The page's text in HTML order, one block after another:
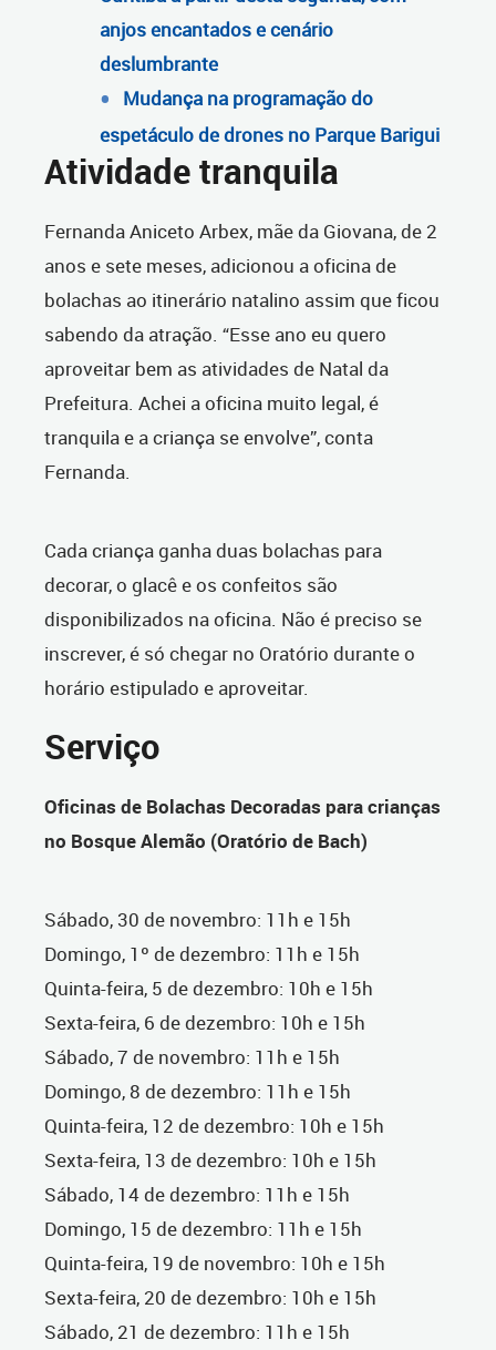
anjos encantados e cenário
deslumbrante
Mudança na programação do
espetáculo de drones no Parque Barigui
Atividade tranquila
Fernanda Aniceto Arbex, mãe da Giovana, de 2
anos e sete meses, adicionou a oficina de
bolachas ao itinerário natalino assim que ficou
sabendo da atração. “Esse ano eu quero
aproveitar bem as atividades de Natal da
Prefeitura. Achei a oficina muito legal, é
tranquila e a criança se envolve”, conta
Fernanda.
Cada criança ganha duas bolachas para
decorar, o glacê e os confeitos são
disponibilizados na oficina. Não é preciso se
inscrever, é só chegar no Oratório durante o
horário estipulado e aproveitar.
Serviço
Oficinas de Bolachas Decoradas para crianças
no Bosque Alemão (Oratório de Bach)
Sábado, 30 de novembro: 11h e 15h
Domingo, 1º de dezembro: 11h e 15h
Quinta-feira, 5 de dezembro: 10h e 15h
Sexta-feira, 6 de dezembro: 10h e 15h
Sábado, 7 de novembro: 11h e 15h
Domingo, 8 de dezembro: 11h e 15h
Quinta-feira, 12 de dezembro: 10h e 15h
Sexta-feira, 13 de dezembro: 10h e 15h
Sábado, 14 de dezembro: 11h e 15h
Domingo, 15 de dezembro: 11h e 15h
Quinta-feira, 19 de novembro: 10h e 15h
Sexta-feira, 20 de dezembro: 10h e 15h
Sábado, 21 de dezembro: 11h e 15h